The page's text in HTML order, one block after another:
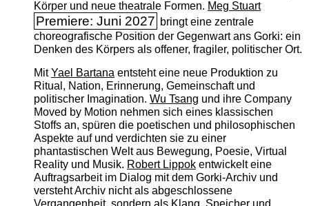
Körper und neue theatrale Formen. Meg Stuart
Premiere: Juni 2027 bringt eine zentrale
choreografische Position der Gegenwart ans Gorki: ein
Denken des Körpers als offener, fragiler, politischer Ort.
MitYael Bartanaentsteht eine neue Produktion zu
Ritual, Nation, Erinnerung, Gemeinschaft und
politischer Imagination. Wu Tsang und ihre Company
Moved by Motion nehmen sich eines klassischen
Stoffs an, spüren die poetischen und philosophischen
Aspekte auf und verdichten sie zu einer
phantastischen Welt aus Bewegung, Poesie, Virtual
Reality und Musik. Robert Lippokentwickelt eine
Auftragsarbeit im Dialog mit dem Gorki-Archiv und
versteht Archiv nicht als abgeschlossene